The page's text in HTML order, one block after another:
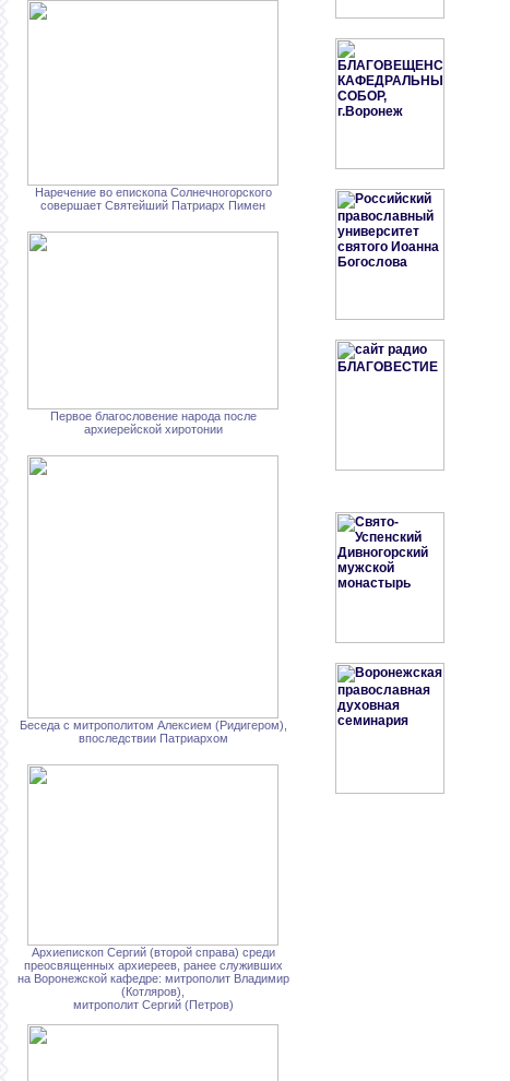
Наречение во епископа Солнечногорского
совершает Святейший Патриарх Пимен
Первое благословение народа после
архиерейской хиротонии
Беседа с митрополитом Алексием (Ридигером),
впоследствии Патриархом
Архиепископ Сергий (второй справа) среди
преосвященных архиереев, ранее служивших
на Воронежской кафедре: митрополит Владимир
(Котляров),
митрополит Сергий (Петров)